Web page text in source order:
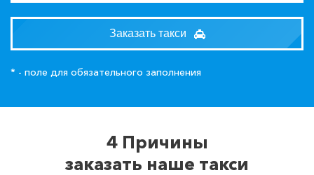
Заказать такси
* - поле для обязательного заполнения
4 Причины
заказать наше такси